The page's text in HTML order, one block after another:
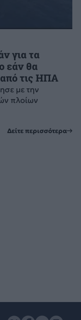
για τα
εάν θα
από τις ΗΠΑ
με την
πλοίων
Δείτε περισσότερα